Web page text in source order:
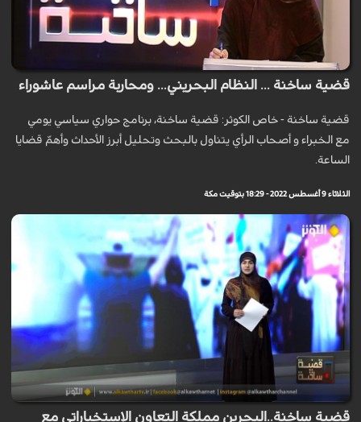
قضية ساخنة ... النظام البحريني... ومحاربة مراسم عاشوراء
قضية ساخنة - خاص الكوثر: قضية ساخنة، برنامج حواري سياسي يومي
مع الخبراء و أصحاب الرأي يتناول بالبحث وتحليل أبرز الأحداث وأهمّ قضايا
الساعة.
الثلاثاء 9 أغسطس 2022 - 18:29 بتوقيت مكة
قضية ساخنة..البحرين مملكة التعاون الإستخباراتي مع